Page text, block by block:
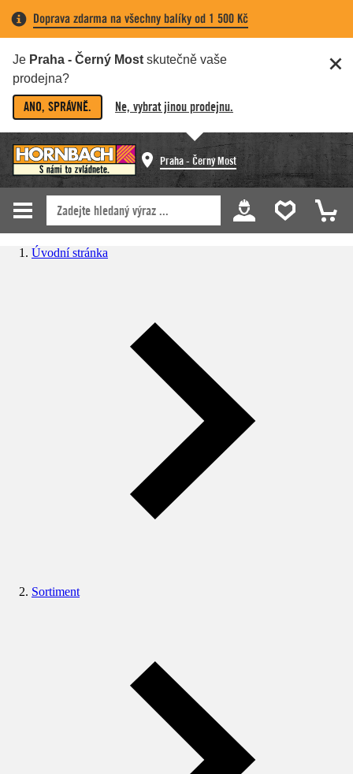
Doprava zdarma na všechny balíky od 1 500 Kč
Je Praha - Černý Most skutečně vaše
prodejna?
ANO, SPRÁVNĚ. Ne, vybrat jinou prodejnu.
Praha - Černý Most
Úvodní stránka
Sortiment